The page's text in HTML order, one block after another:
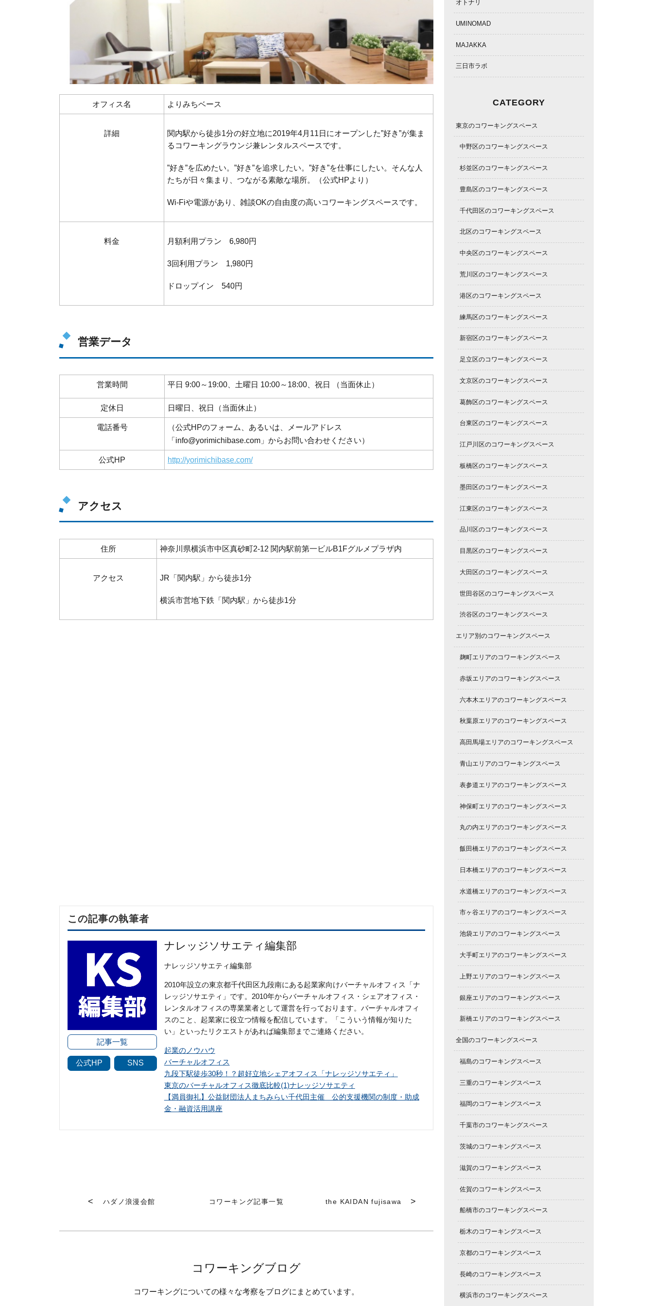
オフィス名 よりみちベース
詳細
関内駅から徒歩1分の好立地に2019年4月11日にオープンした”好き”が集ま
るコワーキングラウンジ兼レンタルスペースです。
”好き”を広めたい。”好き”を追求したい。”好き”を仕事にしたい。そんな人
たちが日々集まり、つながる素敵な場所。（公式HPより）
Wi-Fiや電源があり、雑談OKの自由度の高いコワーキングスペースです。
料金 月額利用プラン 6,980円
3回利用プラン 1,980円
ドロップイン 540円
営業データ
営業時間 平日 9:00～19:00、土曜日 10:00～18:00、祝日 （当面休止）
定休日 日曜日、祝日（当面休止）
電話番号
（公式HPのフォーム、あるいは、メールアドレス
「info@yorimichibase.com」からお問い合わせください）
公式HP http://yorimichibase.com/
アクセス
住所 神奈川県横浜市中区真砂町2-12 関内駅前第一ビルB1Fグルメプラザ内
アクセス JR「関内駅」から徒歩1分
横浜市営地下鉄「関内駅」から徒歩1分
この記事の執筆者
ナレッジソサエティ編集部
ナレッジソサエティ編集部
2010年設立の東京都千代田区九段南にある起業家向けバーチャルオフィス「ナ
レッジソサエティ」です。2010年からバーチャルオフィス・シェアオフィス・
レンタルオフィスの専業業者として運営を行っております。バーチャルオフィ
スのこと、起業家に役立つ情報を配信しています。「こういう情報が知りた
い」といったリクエストがあれば編集部までご連絡ください。
起業のノウハウ
バーチャルオフィス
九段下駅徒歩30秒！？超好立地シェアオフィス「ナレッジソサエティ」
東京のバーチャルオフィス徹底比較(1)ナレッジソサエティ
【満員御礼】公益財団法人まちみらい千代田主催 公的支援機関の制度・助成
金・融資活用講座
記事一覧
公式HP SNS
ハダノ浪漫会館 コワーキング記事一覧 the KAIDAN fujisawa
コワーキングブログ
コワーキングについての様々な考察をブログにまとめています。
オトナリ
UMINOMAD
MAJAKKA
三日市ラボ
CATEGORY
東京のコワーキングスペース
中野区のコワーキングスペース
杉並区のコワーキングスペース
豊島区のコワーキングスペース
千代田区のコワーキングスペース
北区のコワーキングスペース
中央区のコワーキングスペース
荒川区のコワーキングスペース
港区のコワーキングスペース
練馬区のコワーキングスペース
新宿区のコワーキングスペース
足立区のコワーキングスペース
文京区のコワーキングスペース
葛飾区のコワーキングスペース
台東区のコワーキングスペース
江戸川区のコワーキングスペース
板橋区のコワーキングスペース
墨田区のコワーキングスペース
江東区のコワーキングスペース
品川区のコワーキングスペース
目黒区のコワーキングスペース
大田区のコワーキングスペース
世田谷区のコワーキングスペース
渋谷区のコワーキングスペース
エリア別のコワーキングスペース
麹町エリアのコワーキングスペース
赤坂エリアのコワーキングスペース
六本木エリアのコワーキングスペース
秋葉原エリアのコワーキングスペース
高田馬場エリアのコワーキングスペース
青山エリアのコワーキングスペース
表参道エリアのコワーキングスペース
神保町エリアのコワーキングスペース
丸の内エリアのコワーキングスペース
飯田橋エリアのコワーキングスペース
日本橋エリアのコワーキングスペース
水道橋エリアのコワーキングスペース
市ヶ谷エリアのコワーキングスペース
池袋エリアのコワーキングスペース
大手町エリアのコワーキングスペース
上野エリアのコワーキングスペース
銀座エリアのコワーキングスペース
新橋エリアのコワーキングスペース
全国のコワーキングスペース
福島のコワーキングスペース
三重のコワーキングスペース
福岡のコワーキングスペース
千葉市のコワーキングスペース
茨城のコワーキングスペース
滋賀のコワーキングスペース
佐賀のコワーキングスペース
船橋市のコワーキングスペース
栃木のコワーキングスペース
京都のコワーキングスペース
長崎のコワーキングスペース
横浜市のコワーキングスペース